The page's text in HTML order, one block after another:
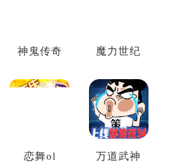
神鬼传奇 魔力世纪
恋舞ol 万道武神